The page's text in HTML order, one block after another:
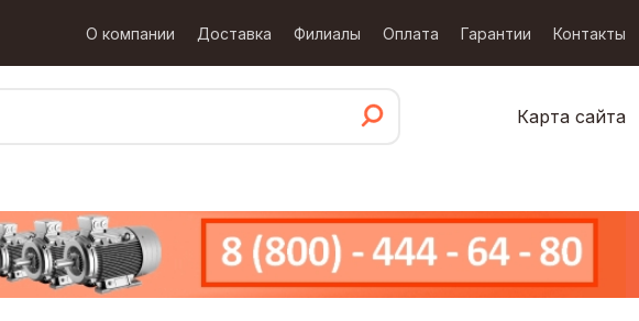
О компании Доставка Филиалы Оплата Гарантии Контакты
Карта сайта